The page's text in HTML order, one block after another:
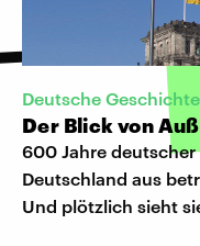
Deutsche Geschichte
Der Blick von
600 Jahre
Deutschland aus
Und plötzlich sieht